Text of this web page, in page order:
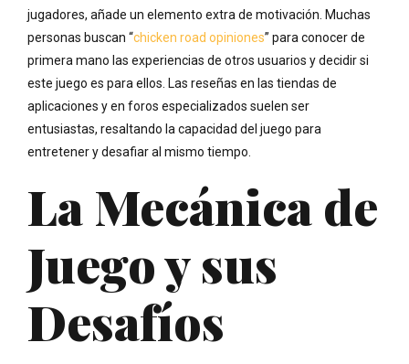
jugadores, añade un elemento extra de motivación. Muchas
personas buscan “chicken road opiniones” para conocer de
primera mano las experiencias de otros usuarios y decidir si
este juego es para ellos. Las reseñas en las tiendas de
aplicaciones y en foros especializados suelen ser
entusiastas, resaltando la capacidad del juego para
entretener y desafiar al mismo tiempo.
La Mecánica de
Juego y sus
Desafíos